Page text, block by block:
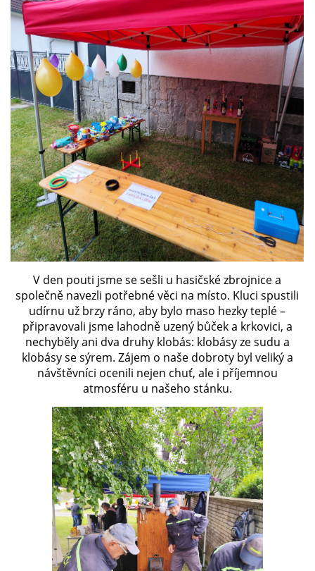
FOTOGALERIE
PLÁNOVANÉ AKCE
PROBĚHLÉ AKCE
KROUŽEK MH
DESATERO
SVATÝ FLORIÁN
MODLITBA HASIČE
ARCHIV
SH ČMS - SDH STŘÍŽOVICE
Střížovice 157, 332 07
číslo účtu: 193707116/0300
datové schránky: d3twtd3
Starosta sboru: Vladimír Plic
tel: +420 603 789 645
email: PlicVlada@seznam.cz
© 2026 eStránky.cz | Tisk |Aktualizováno: 5. 8. 2026|Nahoru ↑
V den pouti jsme se sešli u hasičské zbrojnice a
společně navezli potřebné věci na místo. Kluci spustili
udírnu už brzy ráno, aby bylo maso hezky teplé –
připravovali jsme lahodně uzený bůček a krkovici, a
nechyběly ani dva druhy klobás: klobásy ze sudu a
klobásy se sýrem. Zájem o naše dobroty byl veliký a
návštěvníci ocenili nejen chuť, ale i příjemnou
atmosféru u našeho stánku.